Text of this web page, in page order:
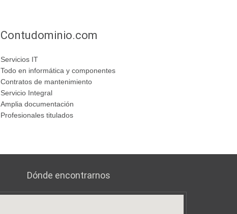
Contudominio.com
Servicios IT
Todo en informática y componentes
Contratos de mantenimiento
Servicio Integral
Amplia documentación
Profesionales titulados
Dónde encontrarnos